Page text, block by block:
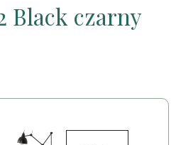
Black czarny